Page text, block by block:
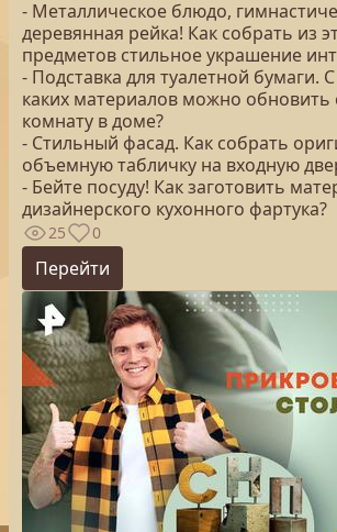
- Металлическое блюдо,
деревянная рейка! Как собрать из
предметов стильное украшение
- Подставка для туалетной
каких материалов можно
комнату в доме?
- Стильный фасад. Как собрать
объемную табличку на входную
- Бейте посуду! Как заготовить
дизайнерского кухонного фартука?
25 0
Перейти